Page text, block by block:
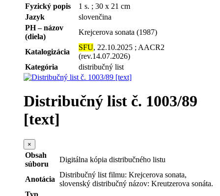
Fyzický popis
1 s. ; 30 x 21 cm
Jazyk
slovenčina
PH – názov
(diela)
Krejcerova sonata (1987)
Katalogizácia
SFU, 22.10.2025 ; AACR2
(rev.14.07.2026)
Kategória
distribučný list
Distribučný list č. 1003/89
[text]
×
Obsah
súboru
Digitálna kópia distribučného listu
Anotácia
Distribučný list filmu: Krejcerova sonata,
slovenský distribučný názov: Kreutzerova sonáta.
Typ